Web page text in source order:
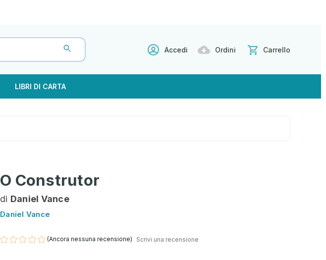
Accedi Ordini Carrello
LIBRI DI CARTA
O Construtor
di Daniel Vance
Daniel Vance
(Ancora nessuna recensione) Scrivi una recensione